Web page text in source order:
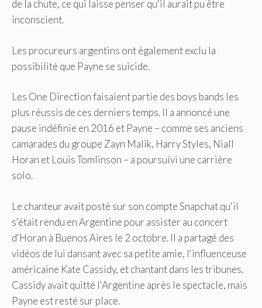
de la chute, ce qui laisse penser qu'il aurait pu être
inconscient.
Les procureurs argentins ont également exclu la
possibilité que Payne se suicide.
Les One Direction faisaient partie des boys bands les
plus réussis de ces derniers temps. Il a annoncé une
pause indéfinie en 2016 et Payne – comme ses anciens
camarades du groupe Zayn Malik, Harry Styles, Niall
Horan et Louis Tomlinson – a poursuivi une carrière
solo.
Le chanteur avait posté sur son compte Snapchat qu'il
s'était rendu en Argentine pour assister au concert
d'Horan à Buenos Aires le 2 octobre. Il a partagé des
vidéos de lui dansant avec sa petite amie, l'influenceuse
américaine Kate Cassidy, et chantant dans les tribunes.
Cassidy avait quitté l'Argentine après le spectacle, mais
Payne est resté sur place.